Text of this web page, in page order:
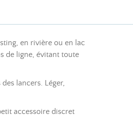
en rivière ou en lac
de ligne, évitant toute
lancers. Léger,
accessoire discret